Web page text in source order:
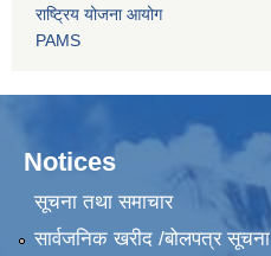
राष्ट्रिय योजना आयोग
PAMS
Notices
सूचना तथा समाचार
सार्वजनिक खरीद /बोलपत्र सूचना